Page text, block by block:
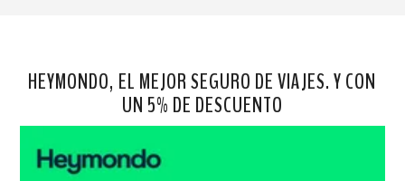
HEYMONDO, EL MEJOR SEGURO DE VIAJES. Y CON
UN 5% DE DESCUENTO